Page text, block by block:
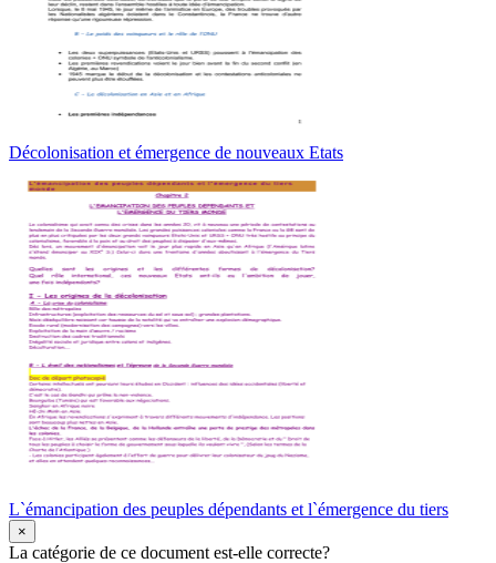
Décolonisation et émergence de nouveaux Etats
L`émancipation des peuples dépendants et l`émergence du tiers
×
La catégorie de ce document est-elle correcte?